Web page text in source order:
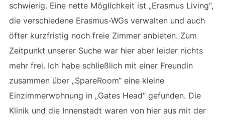
schwierig. Eine nette Möglichkeit ist „Erasmus Living“,
die verschiedene Erasmus-WGs verwalten und auch
öfter kurzfristig noch freie Zimmer anbieten. Zum
Zeitpunkt unserer Suche war hier aber leider nichts
mehr frei. Ich habe schließlich mit einer Freundin
zusammen über „SpareRoom“ eine kleine
Einzimmerwohnung in „Gates Head“ gefunden. Die
Klinik und die Innenstadt waren von hier aus mit der